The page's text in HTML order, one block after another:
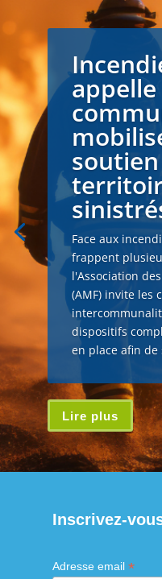
appelle
Face aux
frappent
l'Association
(AMF) invite les
dispositifs
en place afin
Lire plus
Inscrivez-
Adresse email *